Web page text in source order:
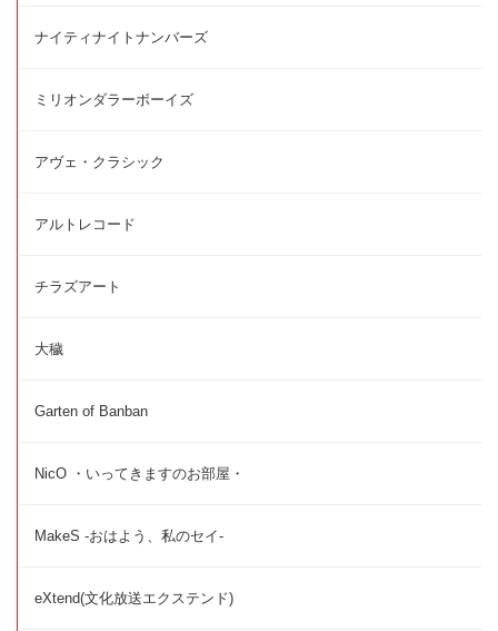
ナイティナイトナンバーズ
ミリオンダラーボーイズ
アヴェ・クラシック
アルトレコード
チラズアート
大穢
Garten of Banban
NicO ・いってきますのお部屋・
MakeS -おはよう、私のセイ-
eXtend(文化放送エクステンド)